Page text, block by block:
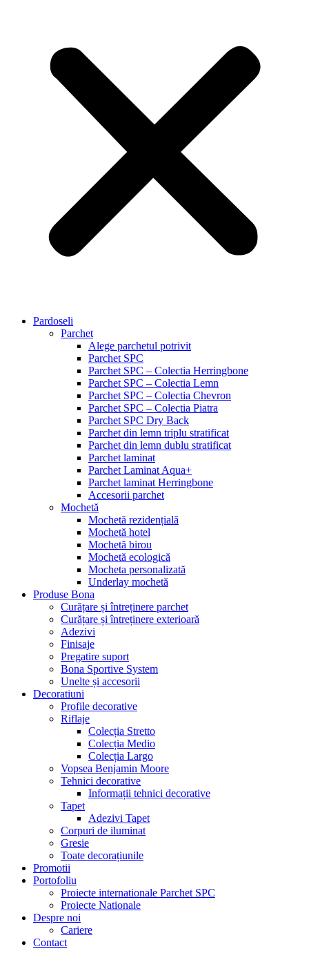
Pardoseli
Parchet
Alege parchetul potrivit
Parchet SPC
Parchet SPC – Colectia Herringbone
Parchet SPC – Colectia Lemn
Parchet SPC – Colectia Chevron
Parchet SPC – Colectia Piatra
Parchet SPC Dry Back
Parchet din lemn triplu stratificat
Parchet din lemn dublu stratificat
Parchet laminat
Parchet Laminat Aqua+
Parchet laminat Herringbone
Accesorii parchet
Mochetă
Mochetă rezidențială
Mochetă hotel
Mochetă birou
Mochetă ecologică
Mocheta personalizată
Underlay mochetă
Produse Bona
Curățare și întreținere parchet
Curățare și întreținere exterioară
Adezivi
Finisaje
Pregatire suport
Bona Sportive System
Unelte și accesorii
Decoratiuni
Profile decorative
Riflaje
Colecția Stretto
Colecția Medio
Colecția Largo
Vopsea Benjamin Moore
Tehnici decorative
Informații tehnici decorative
Tapet
Adezivi Tapet
Corpuri de iluminat
Gresie
Toate decorațiunile
Promotii
Portofoliu
Proiecte internationale Parchet SPC
Proiecte Nationale
Despre noi
Cariere
Contact